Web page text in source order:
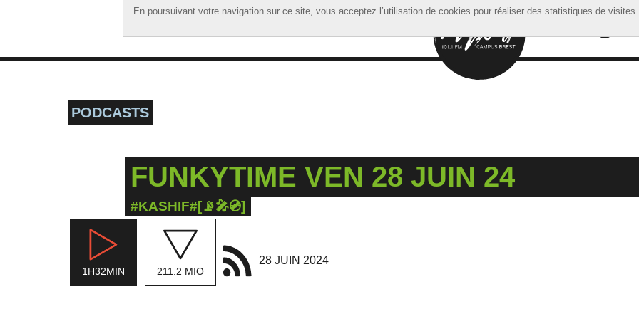
En poursuivant votre navigation sur ce site, vous acceptez l’utilisation de cookies pour réaliser des statistiques de visites.
En poursuivant votre navigation sur ce site, vous acceptez l’utilisation de cookies pour réaliser des statistiques de visites.
ACCUEIL
PODCASTS
FUNKYTIME VEN 28 JUIN 24
#KASHIF#[📡🎤💿]
1H32MIN 211.2 MIO
28 JUIN 2024